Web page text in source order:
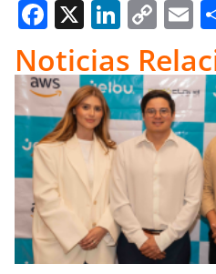
Facebook
X
Link
Noticias